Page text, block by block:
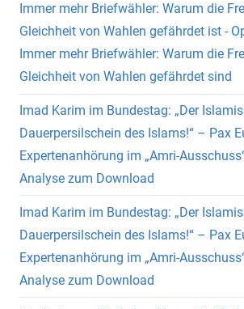
Immer mehr Briefwähler: Warum die
Gleichheit von Wahlen gefährdet ist -
Immer mehr Briefwähler: Warum die
Gleichheit von Wahlen gefährdet sind
Imad Karim im Bundestag: „Der
Dauerpersilschein des Islams!“ – Pax
Expertenanhörung im „Amri-
Analyse zum Download
Imad Karim im Bundestag: „Der
Dauerpersilschein des Islams!“ – Pax
Expertenanhörung im „Amri-
Analyse zum Download